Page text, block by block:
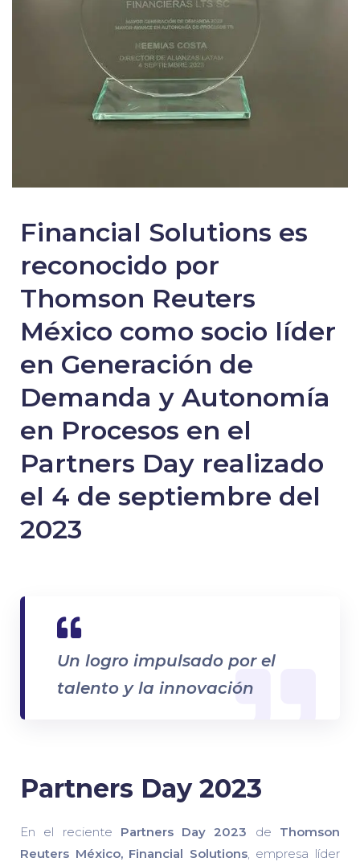
Financial Solutions es
reconocido por
Thomson Reuters
México como socio líder
en Generación de
Demanda y Autonomía
en Procesos en el
Partners Day realizado
el 4 de septiembre del
2023
Un logro impulsado por el
talento y la innovación
Partners Day 2023
En el reciente Partners Day 2023 de Thomson
Reuters México, Financial Solutions, empresa líder